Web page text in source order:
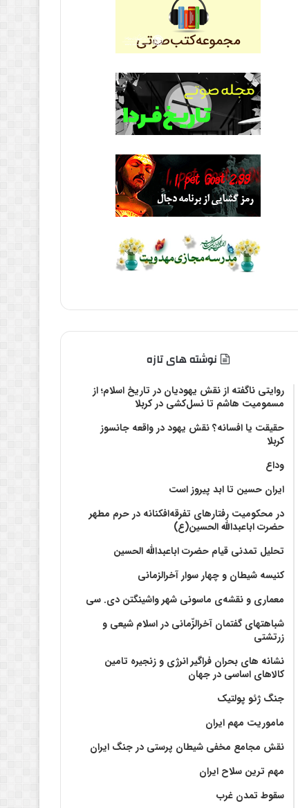
نوشته های تازه
روایتی ناگفته از نقش یهودیان در تاریخ اسلام؛ از
مسمومیت هاشم تا نسل‌کشی در کربلا
حقیقت یا افسانه؟‌ نقش یهود در واقعه جانسوز
کربلا
وداع
ایران حسین تا ابد پیروز است
در محکومیت رفتارهای تفرقه‌افکنانه در حرم مطهر
حضرت اباعبدالله الحسین(ع)
تحلیل تمدنی قیام حضرت اباعبدالله الحسین
کنیسه شیطان و چهار سوار آخرالزمانی
معماری و نقشه‌ی ماسونی شهر واشينگتن دی. سی
شباهتهای گفتمان آخر‌الزّمانی در اسلام شیعی و
زرتشتی
نشانه های بحران فراگیر انرژی و زنجیره تامین
کالاهای اساسی در جهان
جنگ ژئو پولتیک
ماموریت مهم ایران
نقش مجامع مخفی شیطان پرستی در جنگ ایران
مهم ترین سلاح ایران
سقوط تمدن غرب